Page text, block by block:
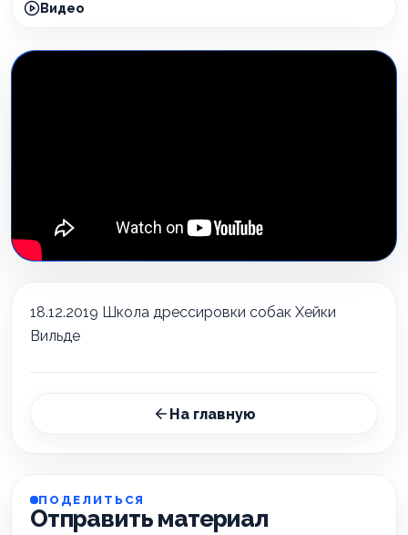
Видео
18.12.2019 Школа дрессировки собак Хейки
Вильде
На главную
ПОДЕЛИТЬСЯ
Отправить материал